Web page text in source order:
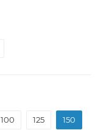
100 125 150